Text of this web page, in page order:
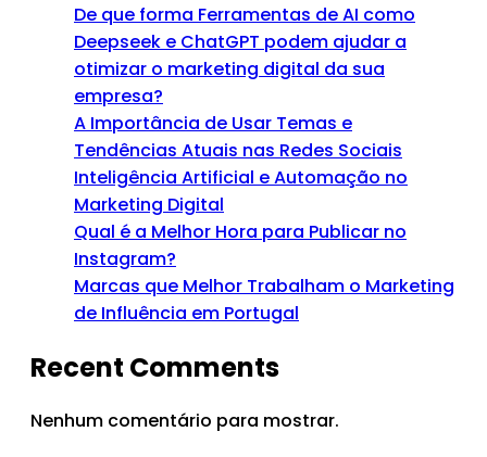
De que forma Ferramentas de AI como
Deepseek e ChatGPT podem ajudar a
otimizar o marketing digital da sua
empresa?
A Importância de Usar Temas e
Tendências Atuais nas Redes Sociais
Inteligência Artificial e Automação no
Marketing Digital
Qual é a Melhor Hora para Publicar no
Instagram?
Marcas que Melhor Trabalham o Marketing
de Influência em Portugal
Recent Comments
Nenhum comentário para mostrar.